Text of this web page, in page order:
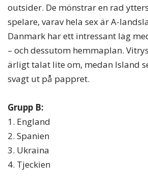
outsider. De mönstrar en rad
spelare, varav hela sex är A-
Danmark har ett intressant lag
– och dessutom hemmaplan.
ärligt talat lite om, medan Island
svagt ut på pappret.
Grupp B:
1. England
2. Spanien
3. Ukraina
4. Tjeckien